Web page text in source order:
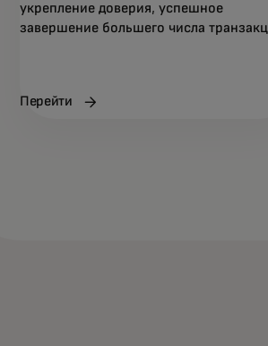
укрепление доверия, успешное
завершение большего числа
Перейти